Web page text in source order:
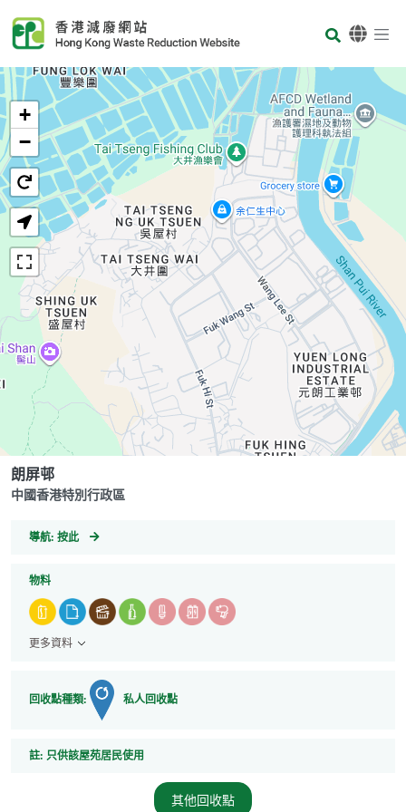
Body
首頁
+
−
中國香港特別行政區
朗屏邨
導航: GeoCoordinates
按此
物料
更多資料
回收點種類: 私人回收點
註: 註
只供該屋苑居民使用
其他回收點